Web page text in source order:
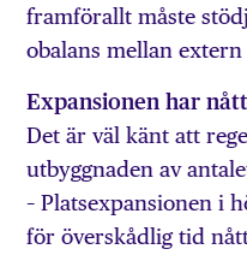
framförallt måste
obalans mellan
Expansionen har
Det är väl känt att
utbyggnaden av
– Platsexpansionen i
för överskådlig tid